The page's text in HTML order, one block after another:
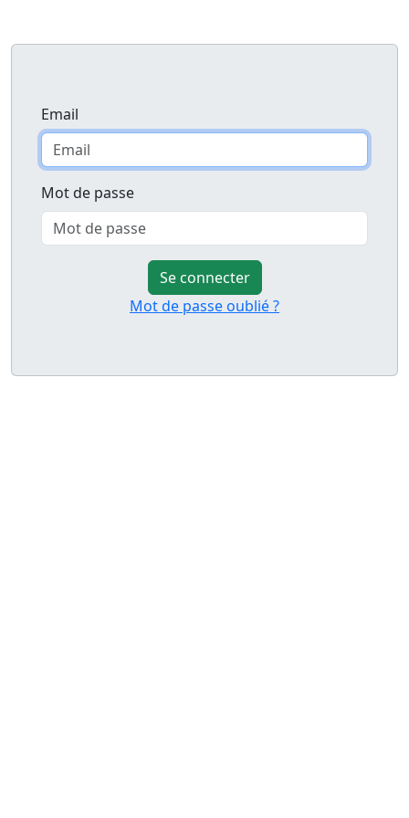
Email
Mot de passe
Se connecter
Mot de passe oublié ?